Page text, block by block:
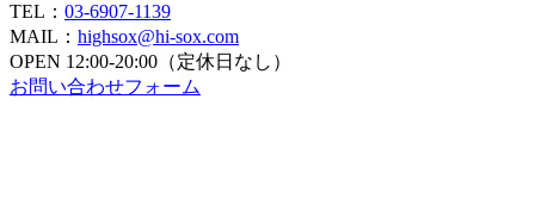
TEL： 03-6907-1139
MAIL： highsox@hi-sox.com
OPEN 12:00-20:00（定休日なし）
お問い合わせフォーム